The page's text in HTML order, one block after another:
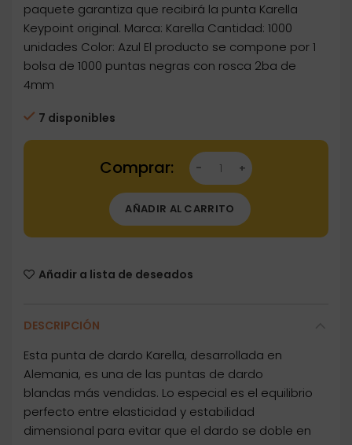
paquete garantiza que recibirá la punta Karella
Keypoint original. Marca: Karella Cantidad: 1000
unidades Color: Azul El producto se compone por 1
bolsa de 1000 puntas negras con rosca 2ba de
4mm
7 disponibles
Dartstore Puntas Karella Keypoint 2ba Azul
AÑADIR AL CARRITO
Añadir a lista de deseados
DESCRIPCIÓN
Esta punta de dardo Karella, desarrollada en
Alemania, es una de las puntas de dardo
blandas más vendidas. Lo especial es el equilibrio
perfecto entre elasticidad y estabilidad
dimensional para evitar que el dardo se doble en